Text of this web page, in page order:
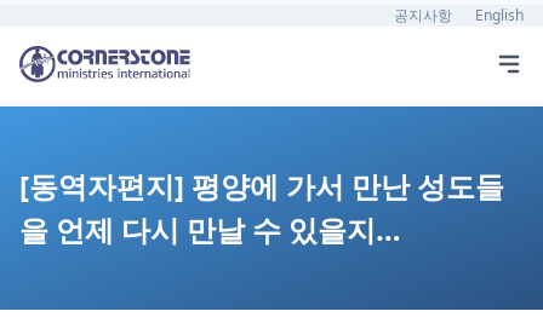
공지사항 English
[동역자편지] 평양에 가서 만난 성도들
을 언제 다시 만날 수 있을지…